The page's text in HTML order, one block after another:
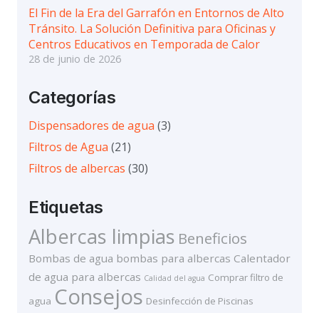
El Fin de la Era del Garrafón en Entornos de Alto
Tránsito. La Solución Definitiva para Oficinas y
Centros Educativos en Temporada de Calor
28 de junio de 2026
Categorías
Dispensadores de agua (3)
Filtros de Agua (21)
Filtros de albercas (30)
Etiquetas
Albercas limpias Beneficios
Bombas de agua bombas para albercas Calentador
de agua para albercas Calidad del agua Comprar filtro de
agua Consejos Desinfección de Piscinas